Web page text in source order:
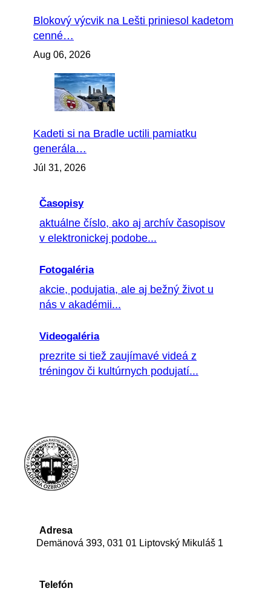
Blokový výcvik na Lešti priniesol kadetom
cenné…
Aug 06, 2026
Kadeti si na Bradle uctili pamiatku
generála…
Júl 31, 2026
Časopisy
aktuálne číslo, ako aj archív časopisov
v elektronickej podobe...
Fotogaléria
akcie, podujatia, ale aj bežný život u
nás v akadémii...
Videogaléria
prezrite si tiež zaujímavé videá z
tréningov či kultúrnych podujatí...
Adresa
Demänová 393, 031 01 Liptovský Mikuláš 1
Telefón